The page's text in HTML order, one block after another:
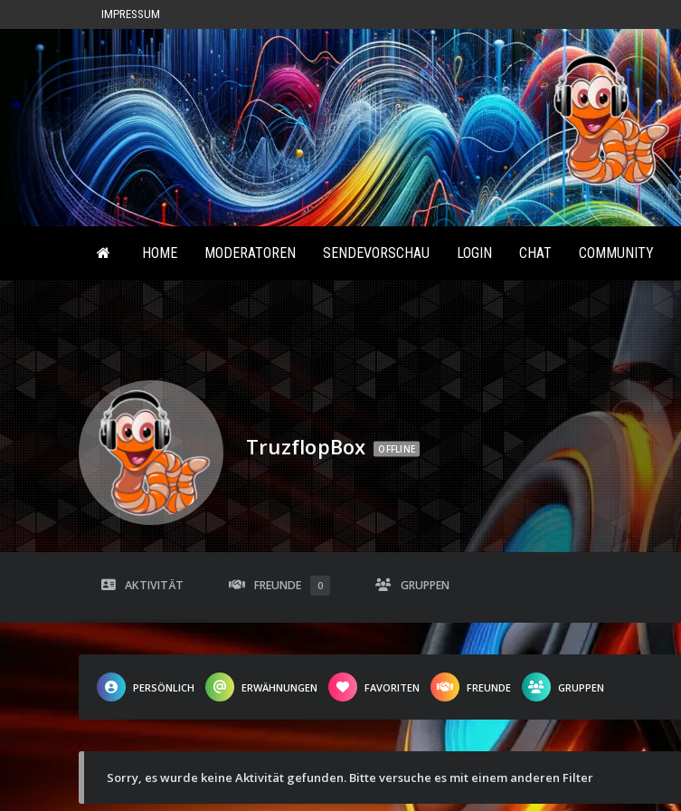
IMPRESSUM
Radio
Waterlu
HOME MODERATOREN SENDEVORSCHAU LOGIN CHAT COMMUNITY
TruzflopBox OFFLINE
AKTIVITÄT FREUNDE 0 GRUPPEN
PERSÖNLICH ERWÄHNUNGEN FAVORITEN FREUNDE GRUPPEN
Sorry, es wurde keine Aktivität gefunden. Bitte versuche es mit einem anderen Filter